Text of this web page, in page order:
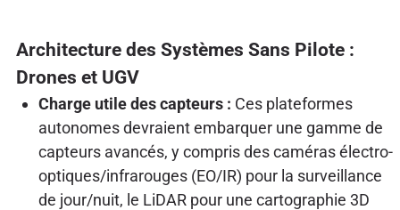
Architecture des Systèmes Sans Pilote :
Drones et UGV
Charge utile des capteurs : Ces plateformes
autonomes devraient embarquer une gamme de
capteurs avancés, y compris des caméras électro-
optiques/infrarouges (EO/IR) pour la surveillance
de jour/nuit, le LiDAR pour une cartographie 3D